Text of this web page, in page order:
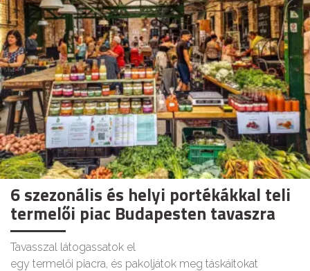
6 szezonális és helyi portékákkal teli
termelői piac Budapesten tavaszra
Tavasszal látogassatok el
egy termelői piacra, és pakoljátok meg táskáitokat